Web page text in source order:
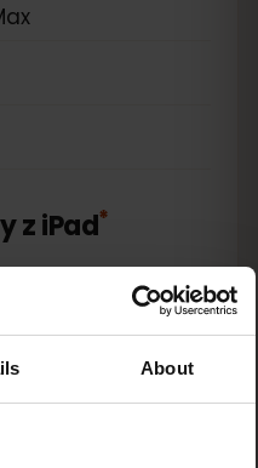
About
ziPad*